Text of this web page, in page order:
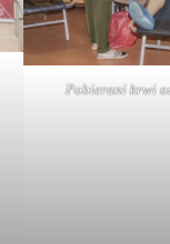
Pobierani krwi